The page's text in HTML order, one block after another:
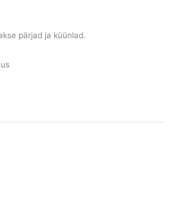
pärjad ja küünlad.